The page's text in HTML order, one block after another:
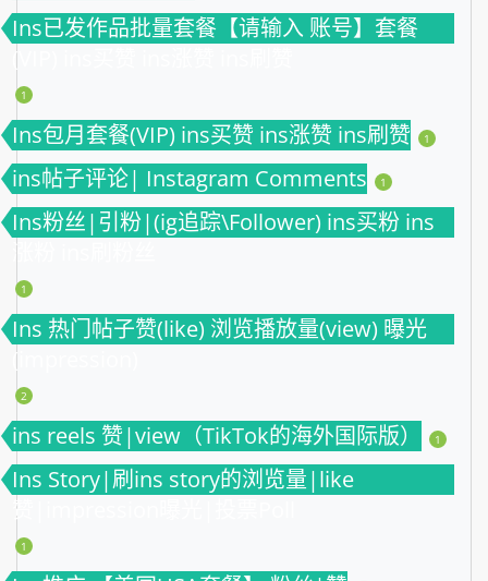
Ins已发作品批量套餐【请输入 账号】套餐
(VIP) ins买赞 ins涨赞 ins刷赞
1
Ins包月套餐(VIP) ins买赞 ins涨赞 ins刷赞 1
ins帖子评论| Instagram Comments 1
Ins粉丝|引粉|(ig追踪\Follower) ins买粉 ins
涨粉 ins刷粉丝
1
Ins 热门帖子赞(like) 浏览播放量(view) 曝光
(impression)
2
ins reels 赞|view（TikTok的海外国际版） 1
Ins Story|刷ins story的浏览量|like
赞|impression曝光|投票Poll
1